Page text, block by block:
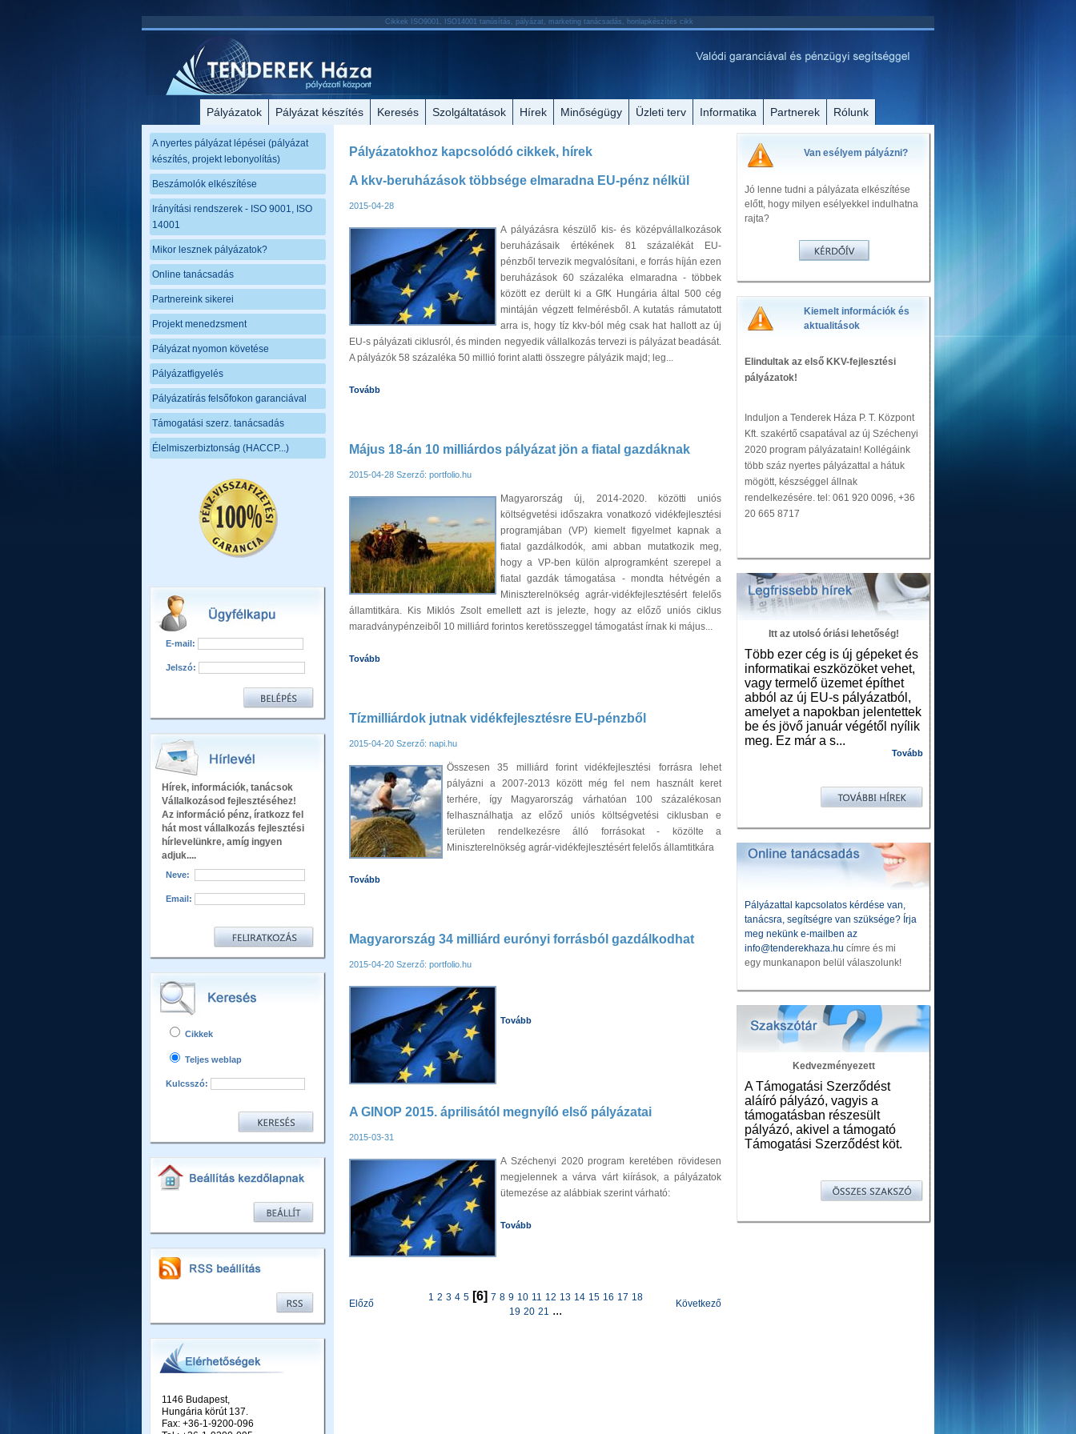
Cikkek ISO9001, ISO14001 tanúsítás, pályázat, marketing tanácsadás, honlapkészítés cikk
Pályázatok Pályázat készítés Keresés Szolgáltatások Hírek Minőségügy Üzleti terv Informatika Partnerek Rólunk
A nyertes pályázat lépései (pályázat
készítés, projekt lebonyolítás)
Beszámolók elkészítése
Irányítási rendszerek - ISO 9001, ISO
14001
Mikor lesznek pályázatok?
Online tanácsadás
Partnereink sikerei
Projekt menedzsment
Pályázat nyomon követése
Pályázatfigyelés
Pályázatírás felsőfokon garanciával
Támogatási szerz. tanácsadás
Élelmiszerbiztonság (HACCP...)
E-mail:
Jelszó:
Hírek, információk, tanácsok
Vállalkozásod fejlesztéséhez!
Az információ pénz, íratkozz fel
hát most vállalkozás fejlesztési
hírlevelünkre, amíg ingyen
adjuk....
Neve:
Email:
Cikkek
Teljes weblap
Kulcsszó:
1146 Budapest,
Hungária körút 137.
Fax: +36-1-9200-096
Pályázatokhoz kapcsolódó cikkek, hírek
A kkv-beruházások többsége elmaradna EU-pénz nélkül
2015-04-28
A pályázásra készülő kis- és középvállalkozások
beruházásaik értékének 81 százalékát EU-
pénzből tervezik megvalósítani, e forrás híján ezen
beruházások 60 százaléka elmaradna - többek
között ez derült ki a GfK Hungária által 500 cég
mintáján végzett felmérésből. A kutatás rámutatott
arra is, hogy tíz kkv-ból még csak hat hallott az új
EU-s pályázati ciklusról, és minden negyedik vállalkozás tervezi is pályázat beadását.
A pályázók 58 százaléka 50 millió forint alatti összegre pályázik majd; leg...
Tovább
Május 18-án 10 milliárdos pályázat jön a fiatal gazdáknak
2015-04-28 Szerző: portfolio.hu
Magyarország új, 2014-2020. közötti uniós
költségvetési időszakra vonatkozó vidékfejlesztési
programjában (VP) kiemelt figyelmet kapnak a
fiatal gazdálkodók, ami abban mutatkozik meg,
hogy a VP-ben külön alprogramként szerepel a
fiatal gazdák támogatása - mondta hétvégén a
Miniszterelnökség agrár-vidékfejlesztésért felelős
államtitkára. Kis Miklós Zsolt emellett azt is jelezte, hogy az előző uniós ciklus
maradványpénzeiből 10 milliárd forintos keretösszeggel támogatást írnak ki május...
Tovább
Tízmilliárdok jutnak vidékfejlesztésre EU-pénzből
2015-04-20 Szerző: napi.hu
Összesen 35 milliárd forint vidékfejlesztési forrásra lehet
pályázni a 2007-2013 között még fel nem használt keret
terhére, így Magyarország várhatóan 100 százalékosan
felhasználhatja az előző uniós költségvetési ciklusban e
területen rendelkezésre álló forrásokat - közölte a
Miniszterelnökség agrár-vidékfejlesztésért felelős államtitkára
Tovább
Magyarország 34 milliárd eurónyi forrásból gazdálkodhat
2015-04-20 Szerző: portfolio.hu
Tovább
A GINOP 2015. áprilisától megnyíló első pályázatai
2015-03-31
A Széchenyi 2020 program keretében rövidesen
megjelennek a várva várt kiírások, a pályázatok
ütemezése az alábbiak szerint várható:
Tovább
Előző
1 2 3 4 5 [6] 7 8 9 10 11 12 13 14 15 16 17 18
19 20 21 ... Következő
Van esélyem pályázni?
Jó lenne tudni a pályázata elkészítése
előtt, hogy milyen esélyekkel indulhatna
rajta?
Kiemelt információk és
aktualitások
Elindultak az első KKV-fejlesztési
pályázatok!
Induljon a Tenderek Háza P. T. Központ
Kft. szakértő csapatával az új Széchenyi
2020 program pályázatain! Kollégáink
több száz nyertes pályázattal a hátuk
mögött, készséggel állnak
rendelkezésére. tel: 061 920 0096, +36
20 665 8717
Itt az utolsó óriási lehetőség!
Több ezer cég is új gépeket és
informatikai eszközöket vehet,
vagy termelő üzemet építhet
abból az új EU-s pályázatból,
amelyet a napokban jelentettek
be és jövő január végétől nyílik
meg. Ez már a s...
Tovább
Pályázattal kapcsolatos kérdése van,
tanácsra, segítségre van szüksége? Írja
meg nekünk e-mailben az
info@tenderekhaza.hu címre és mi
egy munkanapon belül válaszolunk!
Kedvezményezett
A Támogatási Szerződést
aláíró pályázó, vagyis a
támogatásban részesült
pályázó, akivel a támogató
Támogatási Szerződést köt.